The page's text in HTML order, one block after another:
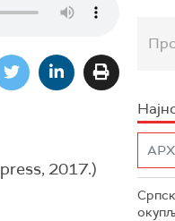
2017.)